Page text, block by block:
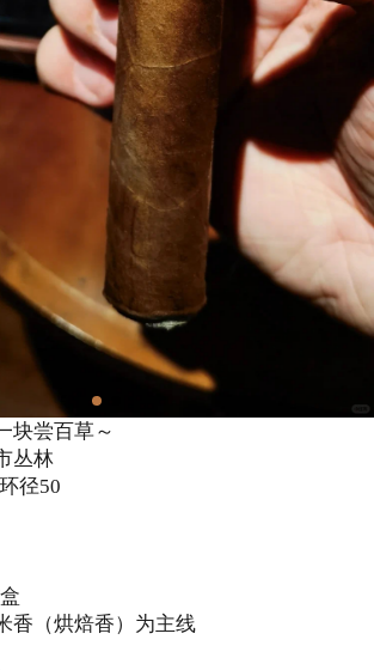
块尝百草～
丛林
环径50
香（烘焙香）为主线